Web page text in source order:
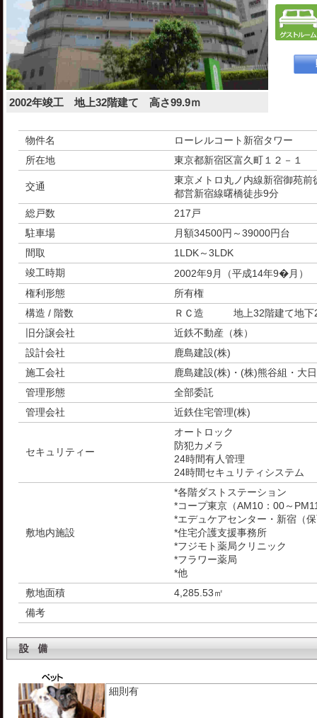
2002年竣工 地上32階建て 高さ99.9ｍ
物件名
ローレルコート新宿タワー
所在地
東京都新宿区富久町１２－１
交通
東京メトロ丸ノ内線新宿御苑前
都営新宿線曙橋徒歩9分
総戸数
217戸
駐車場
月額34500円～39000円台
間取
1LDK～3LDK
竣工時期
2002年9月（平成14年9�月）
権利形態
所有権
構造 / 階数
ＲＣ造 地上32階建て地下
旧分譲会社
近鉄不動産（株）
設計会社
鹿島建設(株)
施工会社
鹿島建設(株)・(株)熊谷組・大
管理形態
全部委託
管理会社
近鉄住宅管理(株)
セキュリティー
オートロック
防犯カメラ
24時間有人管理
24時間セキュリティシステム
敷地内施設
*各階ダストステーション
*コープ東京（AM10：00～
*エデュケアセンター・新宿（
*住宅介護支援事務所
*フジモト薬局クリニック
*フラワー薬局
*他
敷地面積
4,285.53㎡
備考
細則有